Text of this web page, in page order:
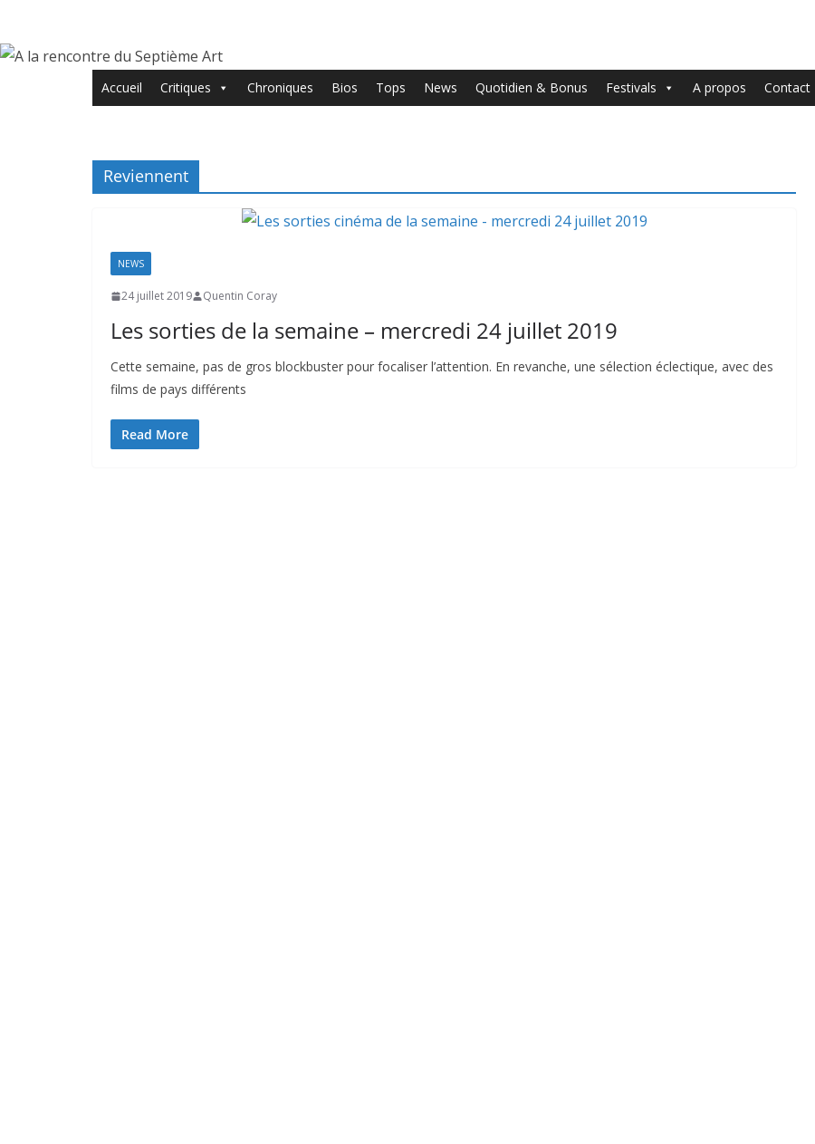
contenu
Accueil Critiques Chroniques Bios Tops News Quotidien & Bonus Festivals A propos Contact
Reviennent
NEWS
24 juillet 2019 Quentin Coray
Les sorties de la semaine – mercredi 24 juillet 2019
Cette semaine, pas de gros blockbuster pour focaliser l’attention. En revanche, une sélection éclectique, avec des
films de pays différents
Read More